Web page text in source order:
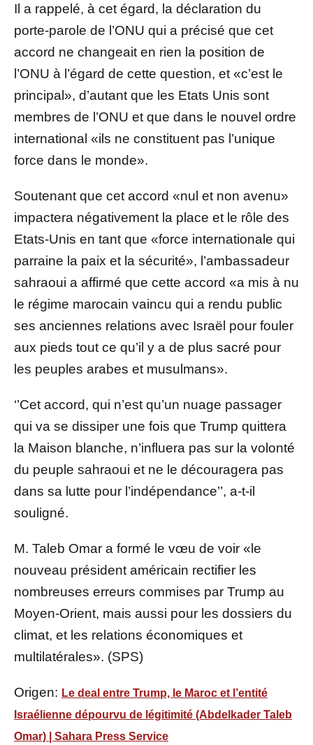
Il a rappelé, à cet égard, la déclaration du
porte-parole de l’ONU qui a précisé que cet
accord ne changeait en rien la position de
l’ONU à l’égard de cette question, et «c’est le
principal», d’autant que les Etats Unis sont
membres de l’ONU et que dans le nouvel ordre
international «ils ne constituent pas l’unique
force dans le monde».
Soutenant que cet accord «nul et non avenu»
impactera négativement la place et le rôle des
Etats-Unis en tant que «force internationale qui
parraine la paix et la sécurité», l’ambassadeur
sahraoui a affirmé que cette accord «a mis à nu
le régime marocain vaincu qui a rendu public
ses anciennes relations avec Israël pour fouler
aux pieds tout ce qu’il y a de plus sacré pour
les peuples arabes et musulmans».
‘’Cet accord, qui n’est qu’un nuage passager
qui va se dissiper une fois que Trump quittera
la Maison blanche, n’influera pas sur la volonté
du peuple sahraoui et ne le découragera pas
dans sa lutte pour l’indépendance’’, a-t-il
souligné.
M. Taleb Omar a formé le vœu de voir «le
nouveau président américain rectifier les
nombreuses erreurs commises par Trump au
Moyen-Orient, mais aussi pour les dossiers du
climat, et les relations économiques et
multilatérales». (SPS)
Origen: Le deal entre Trump, le Maroc et l’entité
Israélienne dépourvu de légitimité (Abdelkader Taleb
Omar) | Sahara Press Service